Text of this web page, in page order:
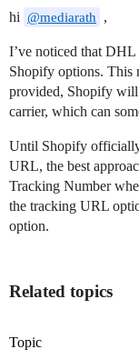
hi @mediarath ,
I’ve noticed that
Shopify options. This
provided, Shopify will
carrier, which can
Until Shopify
URL, the best
Tracking Number
the tracking URL
option.
Related topics
Topic